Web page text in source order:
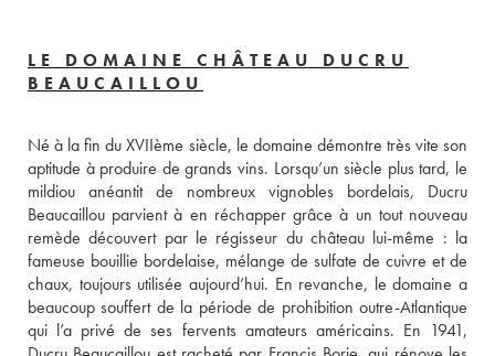
LE DOMAINE CHÂTEAU DUCRU
BEAUCAILLOU
Né à la fin du XVIIème siècle, le domaine démontre très vite son
aptitude à produire de grands vins. Lorsqu’un siècle plus tard, le
mildiou anéantit de nombreux vignobles bordelais, Ducru
Beaucaillou parvient à en réchapper grâce à un tout nouveau
remède découvert par le régisseur du château lui-même : la
fameuse bouillie bordelaise, mélange de sulfate de cuivre et de
chaux, toujours utilisée aujourd’hui. En revanche, le domaine a
beaucoup souffert de la période de prohibition outre-Atlantique
qui l’a privé de ses fervents amateurs américains. En 1941,